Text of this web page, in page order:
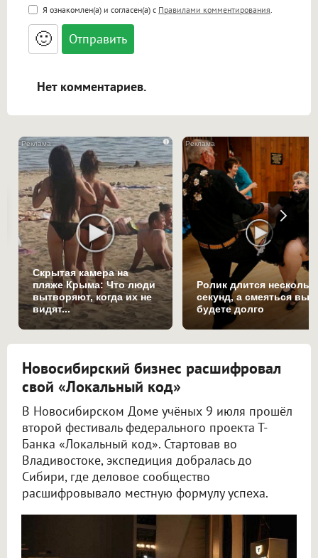
<b>, <strong>, <u>, <i>, <em>, <s>, <big>,
<small>, <sup>, <sub>, <pre>, <ul>, <ol>, <li>,
<blockquote>, <code> экранирует HTML,
адреса URL автоматически становятся
ссылками, и [img]адрес[/img] будет
Я ознакомлен(а) и согласен(а) с Правилами комментирования
🙂
Нет комментариев.
i
Скрытая камера на
пляже Крыма: Что люди
вытворяют, когда их не
видят...
Ролик длится
секунд, а смеяться вы
будете долго
Новосибирский бизнес расшифровал
свой «Локальный код»
В Новосибирском Доме учёных 9 июля прошёл
второй фестиваль федерального проекта Т-
Банка «Локальный код». Стартовав во
Владивостоке, экспедиция добралась до
Сибири, где деловое сообщество
расшифровывало местную формулу успеха.